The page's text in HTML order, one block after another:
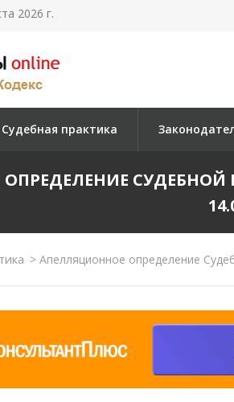
2026 г.
Судебная практика
> Апелляционное определение